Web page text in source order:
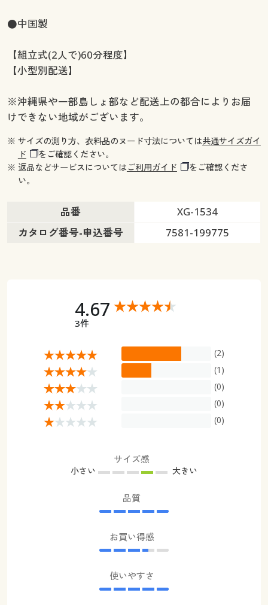
●中国製
【組立式(2人で)60分程度】
【小型別配送】
※沖縄県や一部島しょ部など配送上の都合によりお届
けできない地域がございます。
※ サイズの測り方、衣料品のヌード寸法については共通サイズガイ
ド
をご確認ください。
※ 返品などサービスについてはご利用ガイド
をご確認くださ
い。
品番
XG-1534
カタログ番号-申込番号
7581-199775
4.67
3件
(2)
(1)
(0)
(0)
(0)
サイズ感
小さい 大きい
品質
お買い得感
使いやすさ